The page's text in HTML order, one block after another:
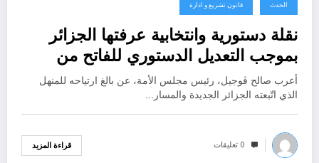
يوليو 22, 2024
الحدث قانون تشريع و ادارة
نقلة دستورية وانتخابية عرفتها الجزائر
بموجب التعديل الدستوري للفاتح من
نوفمبر لسنة 2020
أعرب صالح ڨوجيل، رئيس مجلس الأمة، عن بالغ ارتياحه للمنهل
الذي اتّبعته الجزائر الجديدة والمسار…
0 تعليقات قراءة المزيد